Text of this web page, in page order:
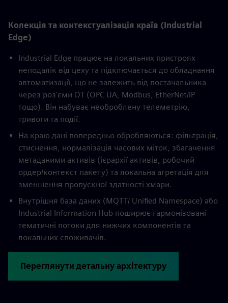
Колекція та контекстуалізація країв (Industrial
Edge)
Industrial Edge працює на локальних пристроях
неподалік від цеху та підключається до обладнання
автоматизації, що не залежить від постачальника
через роз'єми OT (OPC UA, Modbus, EtherNet/IP
тощо). Він набуває необроблену телеметрію,
тривоги та події.
На краю дані попередньо обробляються: фільтрація,
стиснення, нормалізація часових міток, збагачення
метаданими активів (ієрархії активів, робочий
ордер/контекст пакету) та локальна агрегація для
зменшення пропускної здатності хмари.
Внутрішня база даних (MQTT/ Unified Namespace) або
Industrial Information Hub поширює гармонізовані
тематичні потоки для нижчих компонентів та
локальних споживачів.
Переглянути детальну архітектуру